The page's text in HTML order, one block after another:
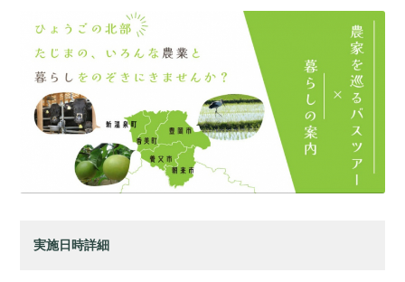
実施日時詳細